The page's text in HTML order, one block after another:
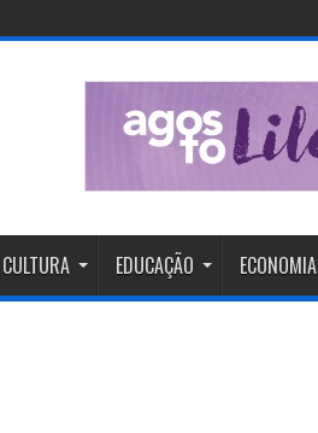
CULTURA EDUCAÇÃO ECONOMIA